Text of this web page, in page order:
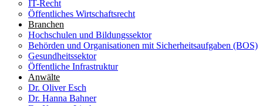
IT-Recht
Öffentliches Wirtschaftsrecht
Branchen
Hochschulen und Bildungssektor
Behörden und Organisationen mit Sicherheitsaufgaben (BOS)
Gesundheitssektor
Öffentliche Infrastruktur
Anwälte
Dr. Oliver Esch
Dr. Hanna Bahner